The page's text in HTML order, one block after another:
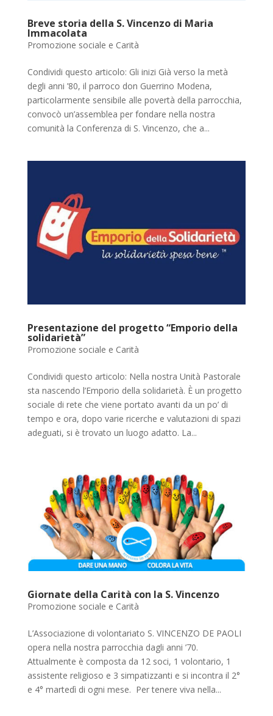
Breve storia della S. Vincenzo di Maria
Immacolata
Promozione sociale e Carità
Condividi questo articolo: Gli inizi Già verso la metà
degli anni ’80, il parroco don Guerrino Modena,
particolarmente sensibile alle povertà della parrocchia,
convocò un’assemblea per fondare nella nostra
comunità la Conferenza di S. Vincenzo, che a...
Presentazione del progetto “Emporio della
solidarietà”
Promozione sociale e Carità
Condividi questo articolo: Nella nostra Unità Pastorale
sta nascendo l’Emporio della solidarietà. È un progetto
sociale di rete che viene portato avanti da un po’ di
tempo e ora, dopo varie ricerche e valutazioni di spazi
adeguati, si è trovato un luogo adatto. La...
Giornate della Carità con la S. Vincenzo
Promozione sociale e Carità
L’Associazione di volontariato S. VINCENZO DE PAOLI
opera nella nostra parrocchia dagli anni ’70.
Attualmente è composta da 12 soci, 1 volontario, 1
assistente religioso e 3 simpatizzanti e si incontra il 2°
e 4° martedì di ogni mese. Per tenere viva nella...